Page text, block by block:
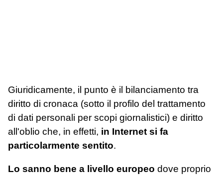
Giuridicamente, il punto è il bilanciamento tra
diritto di cronaca (sotto il profilo del trattamento
di dati personali per scopi giornalistici) e diritto
all'oblio che, in effetti, in Internet si fa
particolarmente sentito.
Lo sanno bene a livello europeo dove proprio